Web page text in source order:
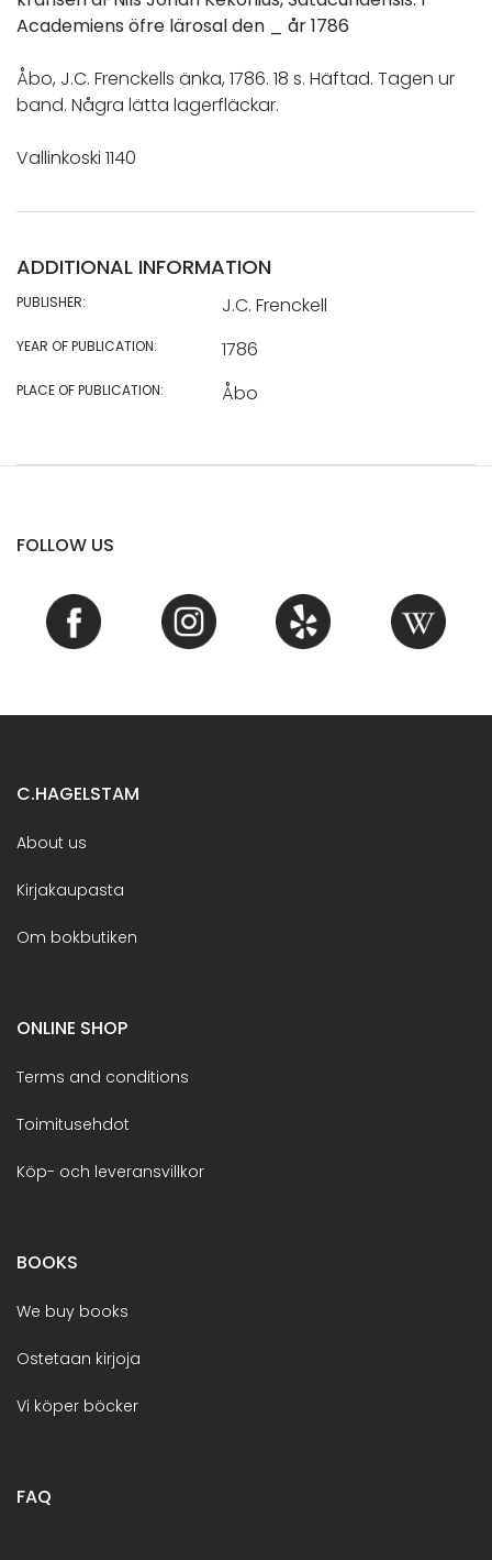
Academiens öfre lärosal den _ år 1786
Åbo, J.C. Frenckells änka, 1786. 18 s. Häftad. Tagen ur
band. Några lätta lagerfläckar.
Vallinkoski 1140
ADDITIONAL INFORMATION
PUBLISHER: J.C. Frenckell
YEAR OF PUBLICATION: 1786
PLACE OF PUBLICATION: Åbo
FOLLOW US
C.HAGELSTAM
About us
Kirjakaupasta
Om bokbutiken
ONLINE SHOP
Terms and conditions
Toimitusehdot
Köp- och leveransvillkor
BOOKS
We buy books
Ostetaan kirjoja
Vi köper böcker
FAQ